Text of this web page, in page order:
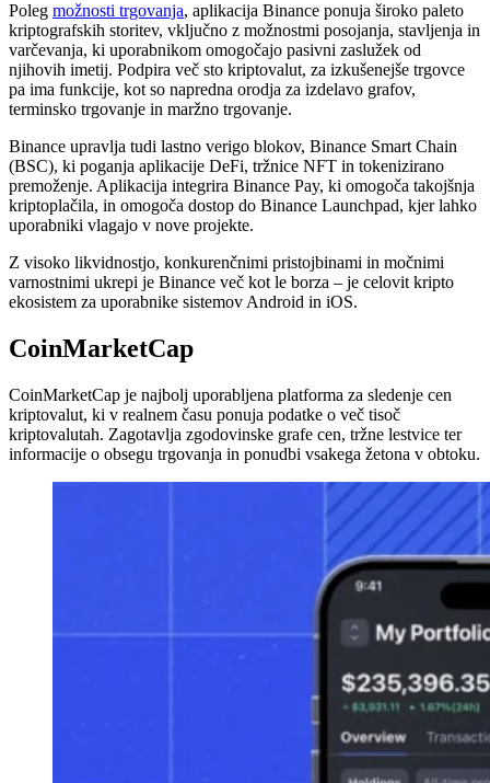
Poleg možnosti trgovanja, aplikacija Binance ponuja široko paleto
kriptografskih storitev, vključno z možnostmi posojanja, stavljenja in
varčevanja, ki uporabnikom omogočajo pasivni zaslužek od
njihovih imetij. Podpira več sto kriptovalut, za izkušenejše trgovce
pa ima funkcije, kot so napredna orodja za izdelavo grafov,
terminsko trgovanje in maržno trgovanje.
Binance upravlja tudi lastno verigo blokov, Binance Smart Chain
(BSC), ki poganja aplikacije DeFi, tržnice NFT in tokenizirano
premoženje. Aplikacija integrira Binance Pay, ki omogoča takojšnja
kriptoplačila, in omogoča dostop do Binance Launchpad, kjer lahko
uporabniki vlagajo v nove projekte.
Z visoko likvidnostjo, konkurenčnimi pristojbinami in močnimi
varnostnimi ukrepi je Binance več kot le borza – je celovit kripto
ekosistem za uporabnike sistemov Android in iOS.
CoinMarketCap
CoinMarketCap je najbolj uporabljena platforma za sledenje cen
kriptovalut, ki v realnem času ponuja podatke o več tisoč
kriptovalutah. Zagotavlja zgodovinske grafe cen, tržne lestvice ter
informacije o obsegu trgovanja in ponudbi vsakega žetona v obtoku.